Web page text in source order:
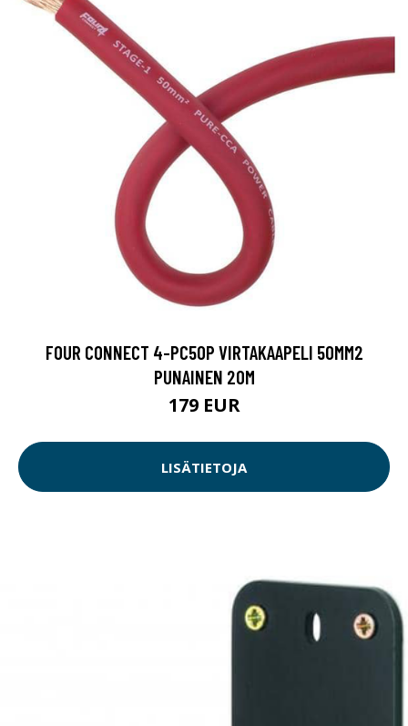
FOUR CONNECT 4-PC50P VIRTAKAAPELI 50MM2
PUNAINEN 20M
179 EUR
LISÄTIETOJA